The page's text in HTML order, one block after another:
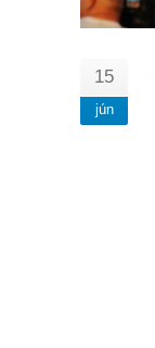
15
jún